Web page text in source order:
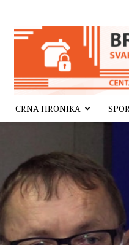
CRNA HRONIKA